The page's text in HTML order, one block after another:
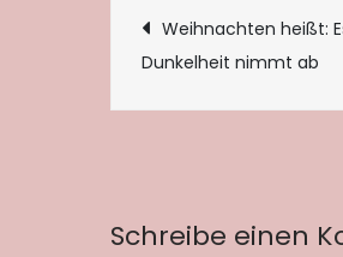
Weihnachten heißt:
Dunkelheit nimmt ab
Schreibe einen